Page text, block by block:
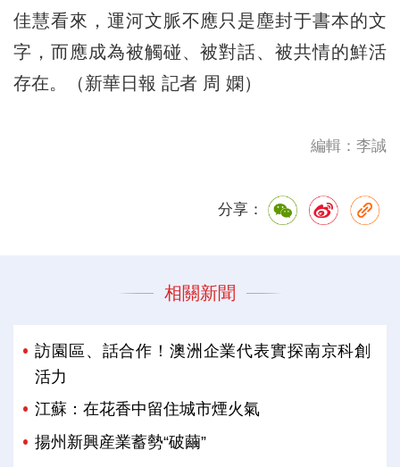
佳慧看來，運河文脈不應只是塵封于書本的文
字，而應成為被觸碰、被對話、被共情的鮮活
存在。（新華日報 記者 周 嫻）
編輯：李誠
分享：
相關新聞
訪園區、話合作！澳洲企業代表實探南京科創
活力
江蘇：在花香中留住城市煙火氣
揚州新興産業蓄勢“破繭”